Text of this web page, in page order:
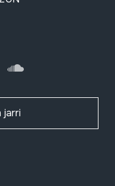
Flickr SoundCloud
jarri